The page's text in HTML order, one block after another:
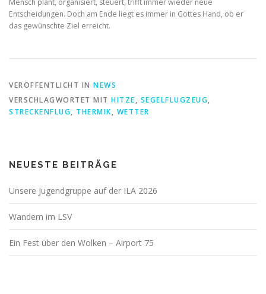
Mensch plant, organisiert, steuert, trifft immer wieder neue
Entscheidungen. Doch am Ende liegt es immer in Gottes Hand, ob er
das gewünschte Ziel erreicht.
VERÖFFENTLICHT IN NEWS
VERSCHLAGWORTET MIT HITZE, SEGELFLUGZEUG,
STRECKENFLUG, THERMIK, WETTER
NEUESTE BEITRÄGE
Unsere Jugendgruppe auf der ILA 2026
Wandern im LSV
Ein Fest über den Wolken – Airport 75